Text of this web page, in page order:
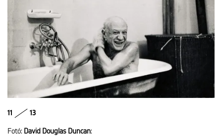
11 13
Fotó: David Douglas Duncan: